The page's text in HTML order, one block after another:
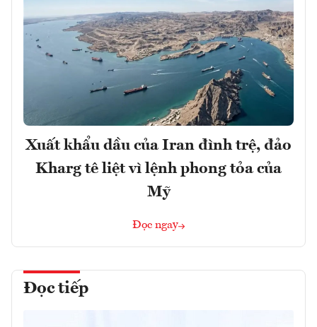
Xuất khẩu dầu của Iran đình trệ, đảo
Kharg tê liệt vì lệnh phong tỏa của
Mỹ
Đọc ngay
Đọc tiếp